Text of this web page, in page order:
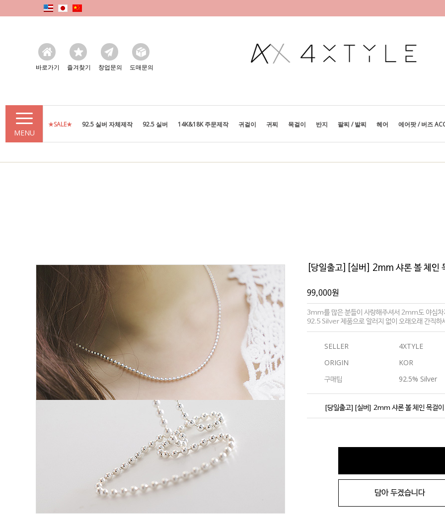
바로가기 즐겨찾기 창업문의 도매문의
MENU
★SALE★ 92.5 실버 자체제작 92.5 실버 14K&18K 주문제작 귀걸이 귀찌 목걸이 반지 팔찌 / 발찌 헤어 에어팟 / 버즈
[당일출고][실버] 2mm 샤론 볼 체인
99,000원
3mm를 많은 분들이 사랑해주셔서 2mm도 야심차
92.5 Silver 제품으로 알러지 없이 오래오래 간직하
SELLER
4XTYLE
ORIGIN
KOR
구매팁
92.5% Silver
[당일출고][실버] 2mm 샤론 볼 체인 목걸이
담아 두겠습니다